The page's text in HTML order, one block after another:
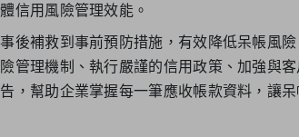
信用風險管理效能。
後補救到事前預防措施，有效降低呆帳風
管理機制、執行嚴謹的信用政策、加強與
，幫助企業掌握每一筆應收帳款資料，讓